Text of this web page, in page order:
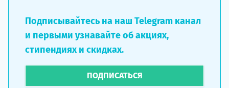
Подписывайтесь на наш Telegram канал
и первыми узнавайте об акциях,
стипендиях и скидках.
ПОДПИСАТЬСЯ